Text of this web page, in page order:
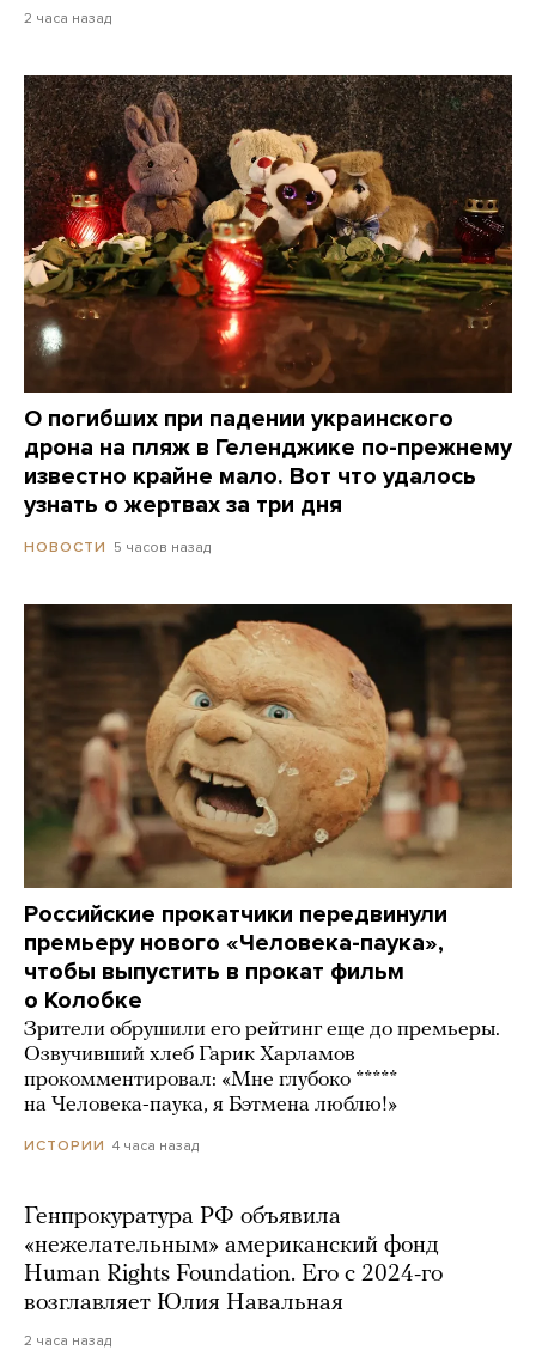
2 часа назад
О погибших при падении украинского
дрона на пляж в Геленджике по-прежнему
известно крайне мало. Вот что удалось
узнать о жертвах за три дня
НОВОСТИ 5 часов назад
Российские прокатчики передвинули
премьеру нового «Человека-паука»,
чтобы выпустить в прокат фильм
о Колобке
Зрители обрушили его рейтинг еще до премьеры.
Озвучивший хлеб Гарик Харламов
прокомментировал: «Мне глубоко *****
на Человека-паука, я Бэтмена люблю!»
ИСТОРИИ 4 часа назад
Генпрокуратура РФ объявила
«нежелательным» американский фонд
Human Rights Foundation. Его с 2024-го
возглавляет Юлия Навальная
2 часа назад